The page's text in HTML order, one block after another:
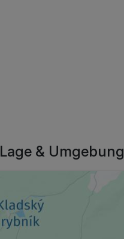
Lage & Umgebung